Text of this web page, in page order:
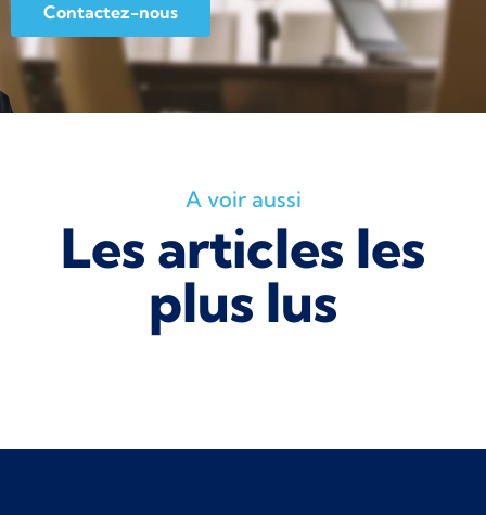
Contactez-nous
A voir aussi
Les articles les
plus lus